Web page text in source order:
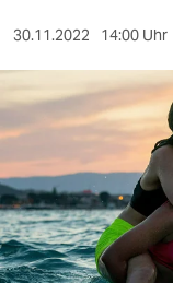
sport
berlin
nord
wahrheit
30.11.2022 14:00 Uhr